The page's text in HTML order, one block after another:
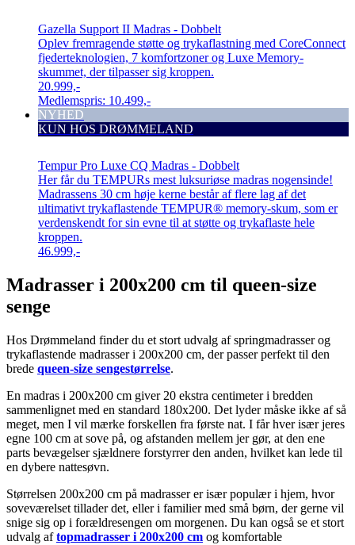
Gazella Support II Madras - Dobbelt
Oplev fremragende støtte og trykaflastning med CoreConnect
fjederteknologien, 7 komfortzoner og Luxe Memory-
skummet, der tilpasser sig kroppen.
20.999,-
Medlemspris: 10.499,-
NYHED
KUN HOS DRØMMELAND
Tempur Pro Luxe CQ Madras - Dobbelt
Her får du TEMPURs mest luksuriøse madras nogensinde!
Madrassens 30 cm høje kerne består af flere lag af det
ultimativt trykaflastende TEMPUR® memory-skum, som er
verdenskendt for sin evne til at støtte og trykaflaste hele
kroppen.
46.999,-
Madrasser i 200x200 cm til queen-size
senge
Hos Drømmeland finder du et stort udvalg af springmadrasser og
trykaflastende madrasser i 200x200 cm, der passer perfekt til den
brede queen-size sengestørrelse.
En madras i 200x200 cm giver 20 ekstra centimeter i bredden
sammenlignet med en standard 180x200. Det lyder måske ikke af så
meget, men I vil mærke forskellen fra første nat. I får hver især jeres
egne 100 cm at sove på, og afstanden mellem jer gør, at den ene
parts bevægelser sjældnere forstyrrer den anden, hvilket kan lede til
en dybere nattesøvn.
Størrelsen 200x200 cm på madrasser er især populær i hjem, hvor
soveværelset tillader det, eller i familier med små børn, der gerne vil
snige sig op i forældresengen om morgenen. Du kan også se et stort
udvalg aftopmadrasser i 200x200 cm og komfortable